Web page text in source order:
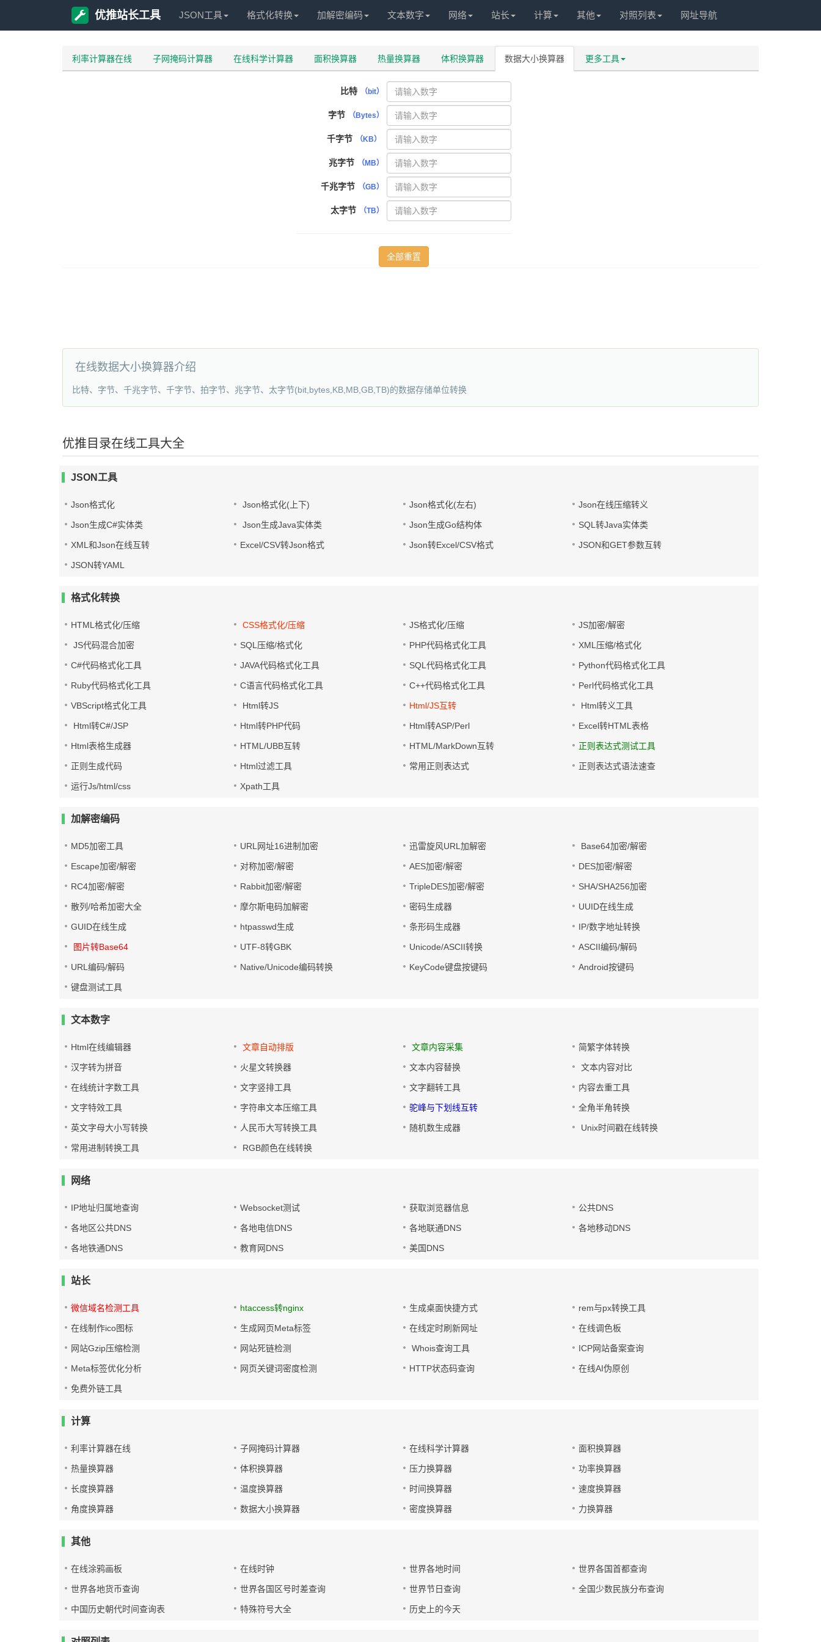
优推站长工具 JSON工具 格式化转换 加解密编码 文本数字 网络 站长 计算 其他 对照列表 网址导航
利率计算器在线 子网掩码计算器 在线科学计算器 面积换算器 热量换算器 体积换算器 数据大小换算器 更多工具
比特 （bit）
字节 （Bytes）
千字节 （KB）
兆字节 （MB）
千兆字节 （GB）
太字节 （TB）
在线数据大小换算器介绍
比特、字节、千兆字节、千字节、拍字节、兆字节、太字节(bit,bytes,KB,MB,GB,TB)的数据存储单位转换
优推目录在线工具大全
JSON工具
Json格式化 Json格式化(上下) Json格式化(左右) Json在线压缩转义
Json生成C#实体类 Json生成Java实体类 Json生成Go结构体 SQL转Java实体类
XML和Json在线互转 Excel/CSV转Json格式 Json转Excel/CSV格式 JSON和GET参数互转
JSON转YAML
格式化转换
HTML格式化/压缩 CSS格式化/压缩 JS格式化/压缩 JS加密/解密
JS代码混合加密 SQL压缩/格式化 PHP代码格式化工具 XML压缩/格式化
C#代码格式化工具 JAVA代码格式化工具 SQL代码格式化工具 Python代码格式化工具
Ruby代码格式化工具 C语言代码格式化工具 C++代码格式化工具 Perl代码格式化工具
VBScript格式化工具 Html转JS Html/JS互转 Html转义工具
Html转C#/JSP Html转PHP代码 Html转ASP/Perl Excel转HTML表格
Html表格生成器 HTML/UBB互转 HTML/MarkDown互转 正则表达式测试工具
正则生成代码 Html过滤工具 常用正则表达式 正则表达式语法速查
运行Js/html/css Xpath工具
加解密编码
MD5加密工具 URL网址16进制加密 迅雷旋风URL加解密 Base64加密/解密
Escape加密/解密 对称加密/解密 AES加密/解密 DES加密/解密
RC4加密/解密 Rabbit加密/解密 TripleDES加密/解密 SHA/SHA256加密
散列/哈希加密大全 摩尔斯电码加解密 密码生成器 UUID在线生成
GUID在线生成 htpasswd生成 条形码生成器 IP/数字地址转换
图片转Base64 UTF-8转GBK Unicode/ASCII转换 ASCII编码/解码
URL编码/解码 Native/Unicode编码转换 KeyCode键盘按键码 Android按键码
键盘测试工具
文本数字
Html在线编辑器 文章自动排版 文章内容采集 简繁字体转换
汉字转为拼音 火星文转换器 文本内容替换 文本内容对比
在线统计字数工具 文字竖排工具 文字翻转工具 内容去重工具
文字特效工具 字符串文本压缩工具 驼峰与下划线互转 全角半角转换
英文字母大小写转换 人民币大写转换工具 随机数生成器 Unix时间戳在线转换
常用进制转换工具 RGB颜色在线转换
网络
IP地址归属地查询 Websocket测试 获取浏览器信息 公共DNS
各地区公共DNS 各地电信DNS 各地联通DNS 各地移动DNS
各地铁通DNS 教育网DNS 美国DNS
站长
微信域名检测工具 htaccess转nginx 生成桌面快捷方式 rem与px转换工具
在线制作ico图标 生成网页Meta标签 在线定时刷新网址 在线调色板
网站Gzip压缩检测 网站死链检测 Whois查询工具 ICP网站备案查询
Meta标签优化分析 网页关键词密度检测 HTTP状态码查询 在线AI伪原创
免费外链工具
计算
利率计算器在线 子网掩码计算器 在线科学计算器 面积换算器
热量换算器 体积换算器 压力换算器 功率换算器
长度换算器 温度换算器 时间换算器 速度换算器
角度换算器 数据大小换算器 密度换算器 力换算器
其他
在线涂鸦画板 在线时钟 世界各地时间 世界各国首都查询
世界各地货币查询 世界各国区号时差查询 世界节日查询 全国少数民族分布查询
中国历史朝代时间查询表 特殊符号大全 历史上的今天